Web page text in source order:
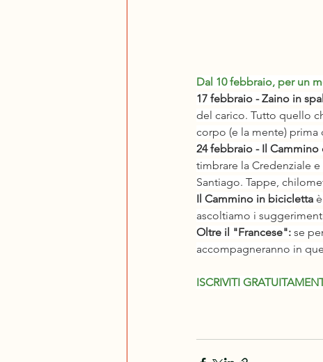
Dal 10 febbraio, per un
17 febbraio - Zaino in
del carico. Tutto quello
corpo (e la mente)
24 febbraio - Il Cammino
timbrare la Credenziale
Santiago. Tappe,
Il Cammino in bicicletta
ascoltiamo i
Oltre il "Francese": se
accompagneranno in
ISCRIVITI